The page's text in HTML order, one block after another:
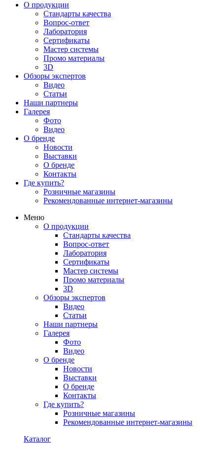
О продукции
Стандарты качества
Вопрос-ответ
Лаборатория
Сертификаты
Мастер системы
Промо материалы
3D
Обзоры экспертов
Видео
Статьи
Наши партнеры
Галерея
Фото
Видео
О бренде
Новости
Выставки
О бренде
Контакты
Где купить?
Розничные магазины
Рекомендованные интернет-магазины
Меню
О продукции
Стандарты качества
Вопрос-ответ
Лаборатория
Сертификаты
Мастер системы
Промо материалы
3D
Обзоры экспертов
Видео
Статьи
Наши партнеры
Галерея
Фото
Видео
О бренде
Новости
Выставки
О бренде
Контакты
Где купить?
Розничные магазины
Рекомендованные интернет-магазины
Каталог